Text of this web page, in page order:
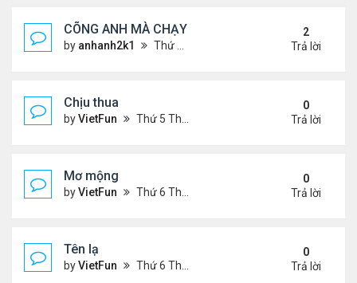
CÕNG ANH MÀ CHẠY
by anhanh2k1 Thứ 5 Tháng 5 16, 2024 2:19 am
2
Trả lời
Chịu thua
byVietFun Thứ 5 Tháng 6 22, 2023 12:26 pm
0
Trả lời
Mơ mộng
byVietFun Thứ 6 Tháng 1 13, 2023 4:54 pm
0
Trả lời
Tên lạ
byVietFun Thứ 6 Tháng 1 13, 2023 4:47 pm
0
Trả lời